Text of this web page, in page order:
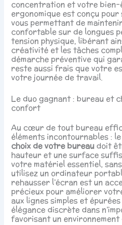
concentration et votre bien-
ergonomique est conçu
vous permettant de
confortable sur de longues
tension physique, libérant
créativité et les tâches
démarche préventive qui
reste aussi frais que votre
votre journée de travail.
Le duo gagnant : bureau et
confort
Au cœur de tout bureau
éléments incontournables :
choix de votre bureau doit
hauteur et une surface
votre matériel essentiel,
utilisez un ordinateur
rehausser l’écran est un
précieux pour améliorer
aux lignes simples et
élégance discrète dans
favorisant un